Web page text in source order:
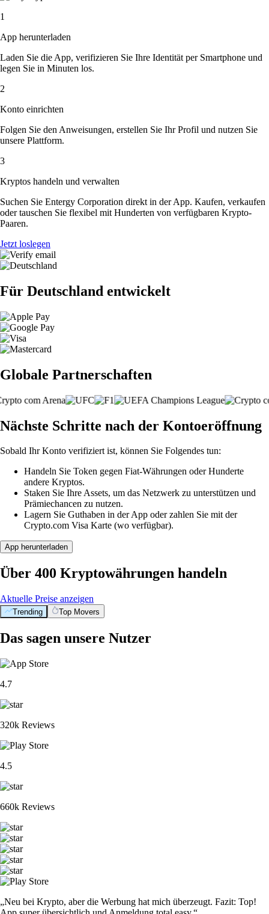
1
App herunterladen
Laden Sie die App, verifizieren Sie Ihre Identität per Smartphone und
legen Sie in Minuten los.
2
Konto einrichten
Folgen Sie den Anweisungen, erstellen Sie Ihr Profil und nutzen Sie
unsere Plattform.
3
Kryptos handeln und verwalten
Suchen Sie Entergy Corporation direkt in der App. Kaufen, verkaufen
oder tauschen Sie flexibel mit Hunderten von verfügbaren Krypto-
Paaren.
Jetzt loslegen
Für Deutschland entwickelt
Globale Partnerschaften
Nächste Schritte nach der Kontoeröffnung
Sobald Ihr Konto verifiziert ist, können Sie Folgendes tun:
Handeln Sie Token gegen Fiat-Währungen oder Hunderte
andere Kryptos.
Staken Sie Ihre Assets, um das Netzwerk zu unterstützen und
Prämiechancen zu nutzen.
Lagern Sie Guthaben in der App oder zahlen Sie mit der
Crypto.com Visa Karte (wo verfügbar).
App herunterladen
Über 400 Kryptowährungen handeln
Aktuelle Preise anzeigen
Trending Top Movers
Das sagen unsere Nutzer
4.7
320k Reviews
4.5
660k Reviews
„Neu bei Krypto, aber die Werbung hat mich überzeugt. Fazit: Top!